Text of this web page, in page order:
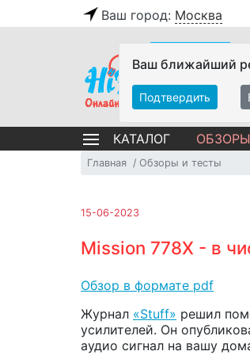
Ваш город: Москва
Ваш ближайший
Подтвердить
КАТАЛОГ
Главная Обзоры и тесты
15-06-2023
Mission 778X - в
Обзор в формате pdf
Журнал «Stuff» решил
усилителей. Он
аудио сигнал на вашу